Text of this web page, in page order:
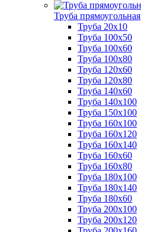
Труба прямоугольная
Труба 20x10
Труба 100x50
Труба 100x60
Труба 100x80
Труба 120x60
Труба 120x80
Труба 140x60
Труба 140x100
Труба 150x100
Труба 160x100
Труба 160x120
Труба 160x140
Труба 160x60
Труба 160x80
Труба 180x100
Труба 180x140
Труба 180x60
Труба 200x100
Труба 200x120